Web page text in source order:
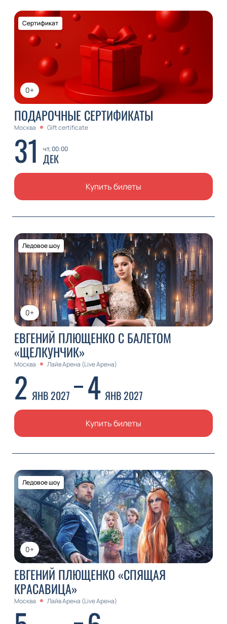
0+
Сертификат
ПОДАРОЧНЫЕ СЕРТИФИКАТЫ
Москва Gift certificate
31 чт, 00:00
ДЕК
Купить билеты
0+
Ледовое шоу
ЕВГЕНИЙ ПЛЮЩЕНКО С БАЛЕТОМ
«ЩЕЛКУНЧИК»
Москва Лайв Арена (Live Арена)
2 ЯНВ 2027 4 ЯНВ 2027
Купить билеты
0+
Ледовое шоу
ЕВГЕНИЙ ПЛЮЩЕНКО «СПЯЩАЯ
КРАСАВИЦА»
Москва Лайв Арена (Live Арена)